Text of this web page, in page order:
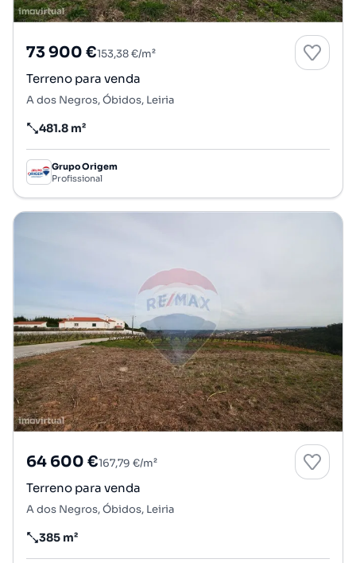
73 900 €153,38 €/m²
Terreno para venda
A dos Negros, Óbidos, Leiria
Preço por metro quadrado
481.8 m²
Grupo Origem
Profissional
64 600 €167,79 €/m²
Terreno para venda
A dos Negros, Óbidos, Leiria
Preço por metro quadrado
385 m²